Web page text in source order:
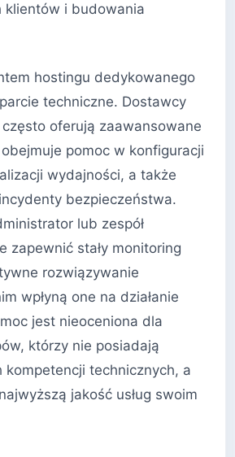
klientów i budowania
hostingu dedykowanego
techniczne. Dostawcy
często oferują zaawansowane
pomoc w konfiguracji
wydajności, a także
bezpieczeństwa.
lub zespół
zapewnić stały monitoring
rozwiązywanie
wpłyną one na działanie
jest nieoceniona dla
którzy nie posiadają
kompetencji technicznych, a
jakość usług swoim